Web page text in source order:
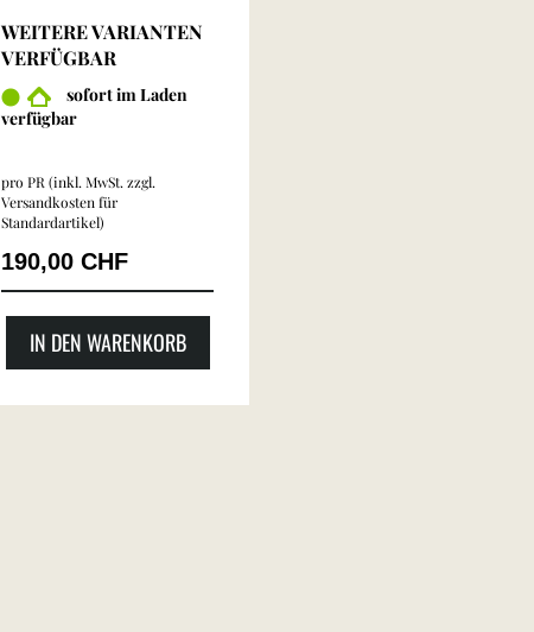
WEITERE VARIANTEN
VERFÜGBAR
sofort im Laden
verfügbar
pro PR (inkl. MwSt. zzgl.
Versandkosten für
Standardartikel)
190,00 CHF
IN DEN WARENKORB